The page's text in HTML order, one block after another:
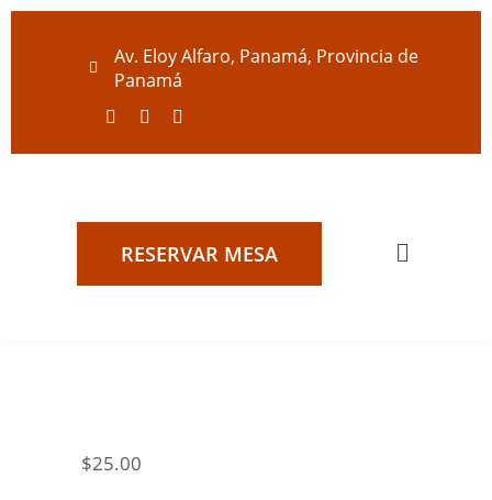
Av. Eloy Alfaro, Panamá, Provincia de
Panamá
RESERVAR MESA
$25.00